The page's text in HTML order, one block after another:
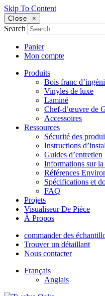
Skip To Content
Close ×
Search
Panier
Mon compte
Produits
Bois franc
Vinyles de luxe
Laminé
Chef-d’œuvre de
Accessoires
Ressources
Sécurité des
Instructions
Guides d’entretien
Informations sur la
Références
Spécifications et
FAQ
Projets
Visualiseur De Pièce
À Propos
commander des
Trouver un détaillant
Nous contacter
Français
Anglais